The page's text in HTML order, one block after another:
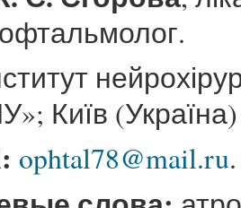
Київ (Україна)
ophtal78@mail.ru.